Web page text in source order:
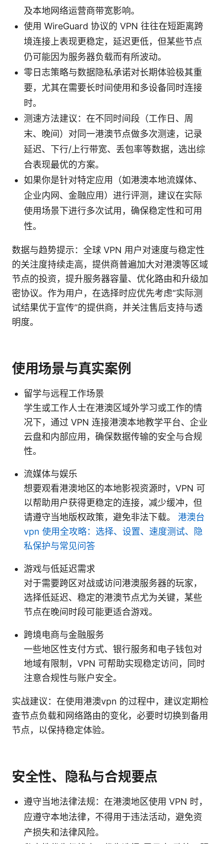
及本地网络运营商带宽影响。
使用 WireGuard 协议的 VPN 往往在短距离跨
境连接上表现更稳定，延迟更低，但某些节点
仍可能因为服务器负载而有所波动。
零日志策略与数据隐私承诺对长期体验极其重
要，尤其在需要长时间使用和多设备同时连接
时。
测速方法建议：在不同时间段（工作日、周
末、晚间）对同一港澳节点做多次测速，记录
延迟、下行/上行带宽、丢包率等数据，选出综
合表现最优的方案。
如果你是针对特定应用（如港澳本地流媒体、
企业内网、金融应用）进行评测，建议在实际
使用场景下进行多次试用，确保稳定性和可用
性。
数据与趋势提示：全球 VPN 用户对速度与稳定性
的关注度持续走高，提供商普遍加大对港澳等区域
节点的投资，提升服务器容量、优化路由和升级加
密协议。作为用户，在选择时应优先考虑“实际测
试结果优于宣传”的提供商，并关注售后支持与透
明度。
使用场景与真实案例
留学与远程工作场景
学生或工作人士在港澳区域外学习或工作的情
况下，通过 VPN 连接港澳本地教学平台、企业
云盘和内部应用，确保数据传输的安全与合规
性。
流媒体与娱乐
想要观看港澳地区的本地影视资源时，VPN 可
以帮助用户获得更稳定的连接，减少缓冲，但
请遵守当地版权政策，避免非法下载。 港澳台
vpn 使用全攻略：选择、设置、速度测试、隐
私保护与常见问答
游戏与低延迟需求
对于需要跨区对战或访问港澳服务器的玩家，
选择低延迟、稳定的港澳节点尤为关键，某些
节点在晚间时段可能更适合游戏。
跨境电商与金融服务
一些地区性支付方式、银行服务和电子钱包对
地域有限制，VPN 可帮助实现稳定访问，同时
注意合规性与账户安全。
实战建议：在使用港澳vpn 的过程中，建议定期检
查节点负载和网络路由的变化，必要时切换到备用
节点，以保持稳定体验。
安全性、隐私与合规要点
遵守当地法律法规：在港澳地区使用 VPN 时，
应遵守本地法律，不得用于违法活动，避免资
产损失和法律风险。